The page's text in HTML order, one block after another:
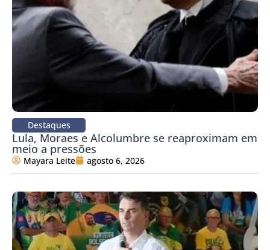
Destaques
Lula, Moraes e Alcolumbre se reaproximam em
meio a pressões
Mayara Leite agosto 6, 2026